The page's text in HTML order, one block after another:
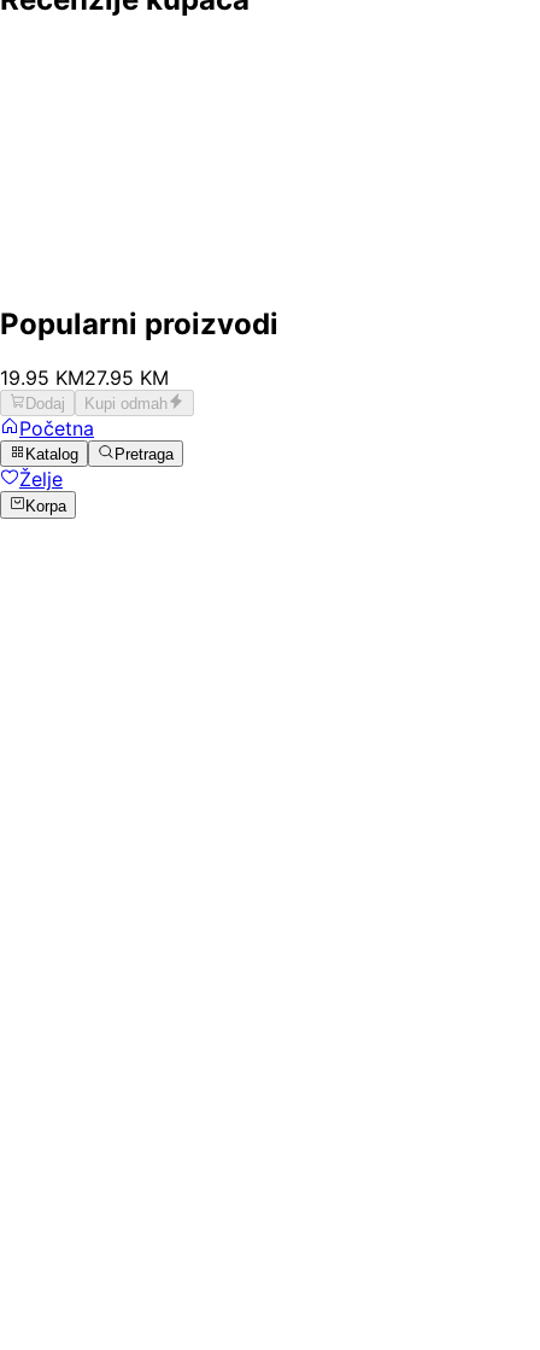
Popularni proizvodi
19.95 KM27.95 KM
Dodaj Kupi odmah
Početna
Katalog Pretraga
Želje
Korpa